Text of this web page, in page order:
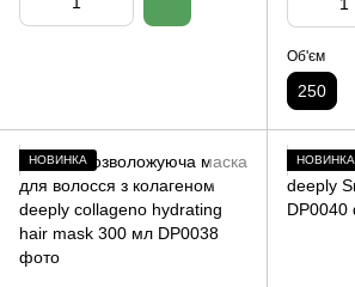
Об'єм
250
НОВИНКА НОВИНКА